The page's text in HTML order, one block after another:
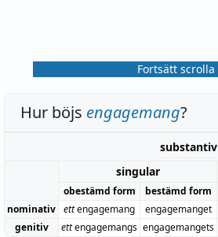
Fortsätt scrolla
Hur böjs engagemang?
substantiv
singular
obestämd form bestämd form
nominativ ettengagemang engagemanget
genitiv
ettengagemangs engagemangets